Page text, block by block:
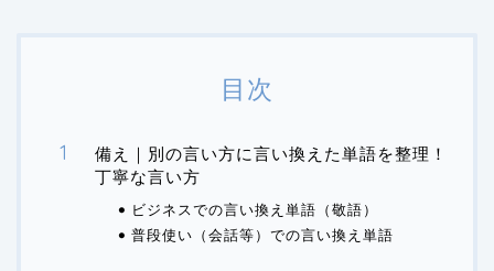
目次
備え｜別の言い方に言い換えた単語を整理！
丁寧な言い方
ビジネスでの言い換え単語（敬語）
普段使い（会話等）での言い換え単語